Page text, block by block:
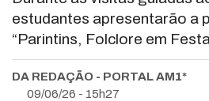
estudantes apresentarão a
“Parintins, Folclore em
DA REDAÇÃO - PORTAL AM1*
09/06/26 - 15h27